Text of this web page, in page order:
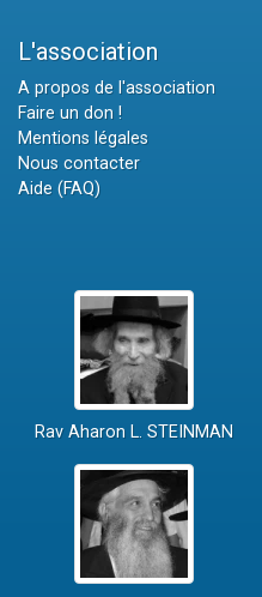
L'association
A propos de l'association
Faire un don !
Mentions légales
Nous contacter
Aide (FAQ)
Rav Aharon L. STEINMAN